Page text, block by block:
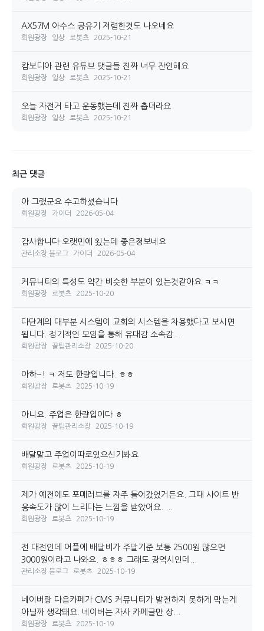
AX57M 아수스 공유기 저렴한것도 나오네요
회원광장 일상 로봇츠 2025-10-21
캄보디아 관련 유튜브 댓글들 진짜 너무 잔인해요
회원광장 일상 로봇츠 2025-10-21
오늘 자전거 타고 운동했는데 진짜 춥더라요
회원광장 일상 로봇츠 2025-10-21
최근 댓글
아 그랬군요 수고하셨습니다
회원광장 가이더 2026-05-04
감사합니다 오랫민에 욌는데 좋은정보네요
관리소장 블로그 가이더 2026-05-04
커뮤니티의 특성도 약간 비슷한 부분이 있는것같아요 ㅋㅋ
회원광장 로봇츠 2025-10-20
다단계의 대부분 시스템이 교회의 시스템을 차용했다고 보시면
됩니다. 정기적인 모임을 통해 유대감 소속감...
회원광장 꿀팁관리소장 2025-10-20
아하~! ㅋ 저도 한량입니다. ㅎㅎ
회원광장 로봇츠 2025-10-19
아니요. 주업은 한량입이다 ㅎ
회원광장 꿀팁관리소장 2025-10-19
배달말고 주업이따로있으신기봐요
회원광장 로봇츠 2025-10-19
제가 예전에도 포메러브를 자주 들어갔었거든요. 그때 사이트 반
응속도가 많이 느리다는 느낌을 받았어요. ...
회원광장 로봇츠 2025-10-19
전 대전인데 어플에 배달비가 주말기준 보통 2500원 많으면
3000원이라고 나와요. ㅎㅎㅎ 그래도 광역시인데...
관리소장 블로그 로봇츠 2025-10-19
네이버랑 다음카페가 CMS 커뮤니티가 발전하지 못하게 막는게
아닐까 생각돼요. 네이버는 자사 카페글만 상...
회원광장 로봇츠 2025-10-19